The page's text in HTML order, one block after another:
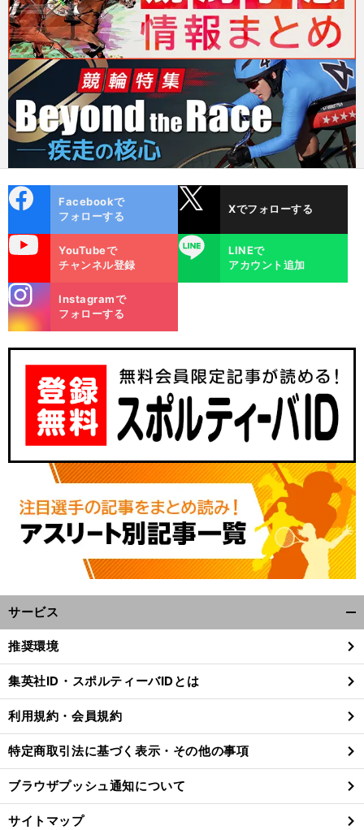
ok
Facebookで
フォローする
Xでフォローする
YouTubeで
チャンネル登録
LINE
LINEで
アカウント追加
m
Instagramで
フォローする
サービス
閉
る
推奨環境
集英社ID・スポルティーバIDとは
利用規約・会員規約
特定商取引法に基づく表示・その他の事項
ブラウザプッシュ通知について
サイトマップ